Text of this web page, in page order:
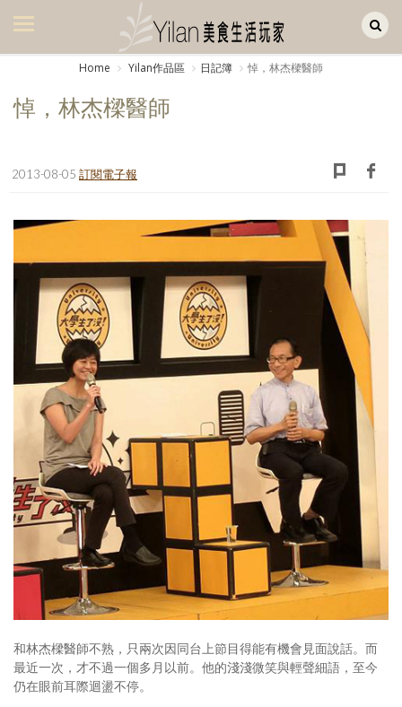
美食集
書房集
日記簿
餐桌週記
享樂隨手拍
照相簿
影音區
創意出版服務
歷史區
關於Yilan
個人著作
活動實況記錄
媒體報導一覽
Home Yilan作品區 日記簿 悼，林杰樑醫師
悼，林杰樑醫師
2013-08-05 訂閱電子報
和林杰樑醫師不熟，只兩次因同台上節目得能有機會見面說話。而
最近一次，才不過一個多月以前。他的淺淺微笑與輕聲細語，至今
仍在眼前耳際迴盪不停。